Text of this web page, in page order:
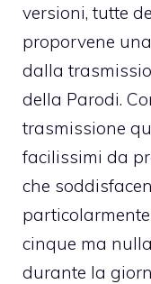
versioni, tutte
proporvene
dalla
della Parodi.
trasmissione
facilissimi da
che
cinque ma
durante la